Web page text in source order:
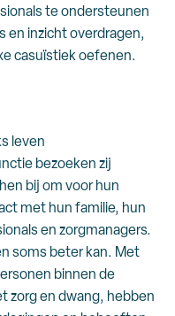
te ondersteunen
en inzicht overdragen,
casuïstiek oefenen.
leven
bezoeken zij
bij om voor hun
met hun familie, hun
en zorgmanagers.
soms beter kan. Met
binnen de
zorg en dwang, hebben